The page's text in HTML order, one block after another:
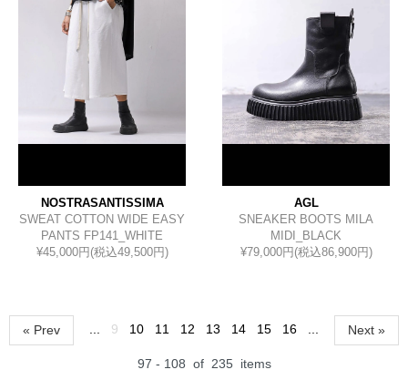
NOSTRASANTISSIMA
SWEAT COTTON WIDE EASY
PANTS FP141_WHITE
¥45,000円(税込49,500円)
AGL
SNEAKER BOOTS MILA
MIDI_BLACK
¥79,000円(税込86,900円)
« Prev 9 10 11 12 13 14 15 16 Next »
97 - 108 of 235 items